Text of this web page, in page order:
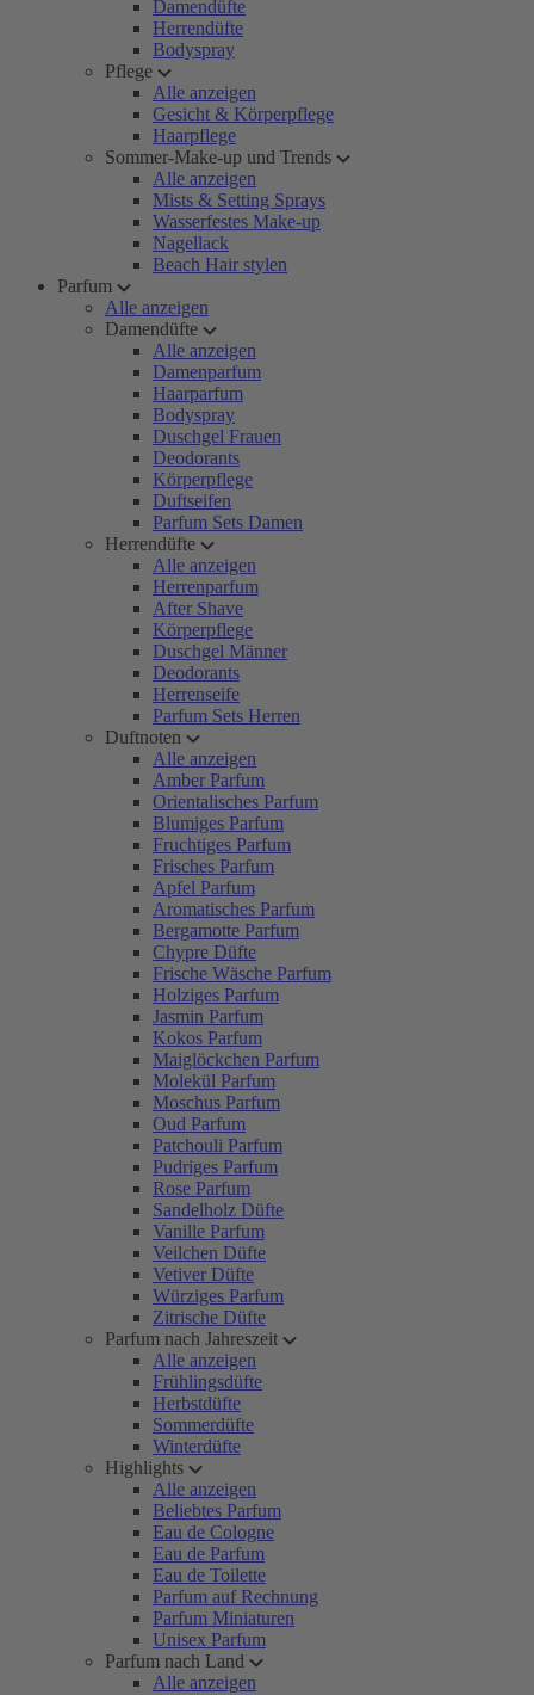
Damendüfte
Herrendüfte
Bodyspray
Pflege
Alle anzeigen
Gesicht & Körperpflege
Haarpflege
Sommer-Make-up und Trends
Alle anzeigen
Mists & Setting Sprays
Wasserfestes Make-up
Nagellack
Beach Hair stylen
Parfum
Alle anzeigen
Damendüfte
Alle anzeigen
Damenparfum
Haarparfum
Bodyspray
Duschgel Frauen
Deodorants
Körperpflege
Duftseifen
Parfum Sets Damen
Herrendüfte
Alle anzeigen
Herrenparfum
After Shave
Körperpflege
Duschgel Männer
Deodorants
Herrenseife
Parfum Sets Herren
Duftnoten
Alle anzeigen
Amber Parfum
Orientalisches Parfum
Blumiges Parfum
Fruchtiges Parfum
Frisches Parfum
Apfel Parfum
Aromatisches Parfum
Bergamotte Parfum
Chypre Düfte
Frische Wäsche Parfum
Holziges Parfum
Jasmin Parfum
Kokos Parfum
Maiglöckchen Parfum
Molekül Parfum
Moschus Parfum
Oud Parfum
Patchouli Parfum
Pudriges Parfum
Rose Parfum
Sandelholz Düfte
Vanille Parfum
Veilchen Düfte
Vetiver Düfte
Würziges Parfum
Zitrische Düfte
Parfum nach Jahreszeit
Alle anzeigen
Frühlingsdüfte
Herbstdüfte
Sommerdüfte
Winterdüfte
Highlights
Alle anzeigen
Beliebtes Parfum
Eau de Cologne
Eau de Parfum
Eau de Toilette
Parfum auf Rechnung
Parfum Miniaturen
Unisex Parfum
Parfum nach Land
Alle anzeigen